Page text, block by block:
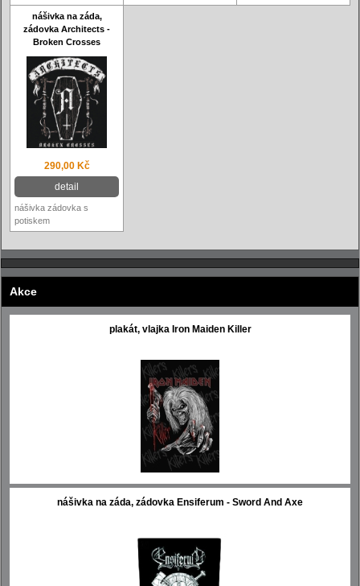
nášivka na záda,
zádovka Architects -
Broken Crosses
290,00 Kč
detail
nášivka zádovka s
potiskem
Akce
plakát, vlajka Iron Maiden Killer
nášivka na záda, zádovka Ensiferum - Sword And Axe